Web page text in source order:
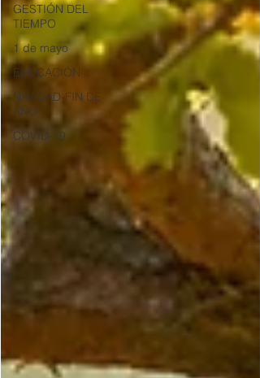
GESTIÓN DEL
TIEMPO
1 de mayo
EDUCACIÓN
NAVIDAD-FIN DE
AÑO
COVID-19